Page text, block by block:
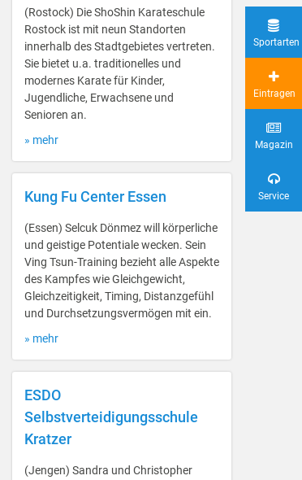
(Rostock) Die ShoShin Karateschule
Rostock ist mit neun Standorten
innerhalb des Stadtgebietes vertreten.
Sie bietet u.a. traditionelles und
modernes Karate für Kinder,
Jugendliche, Erwachsene und
Senioren an.
» mehr
Kung Fu Center Essen
(Essen) Selcuk Dönmez will körperliche
und geistige Potentiale wecken. Sein
Ving Tsun-Training bezieht alle Aspekte
des Kampfes wie Gleichgewicht,
Gleichzeitigkeit, Timing, Distanzgefühl
und Durchsetzungsvermögen mit ein.
» mehr
ESDO
Selbstverteidigungsschule
Kratzer
(Jengen) Sandra und Christopher
Sportarten
Eintragen
Magazin
Service